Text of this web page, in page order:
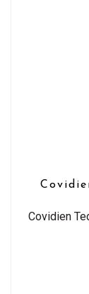
Covidien